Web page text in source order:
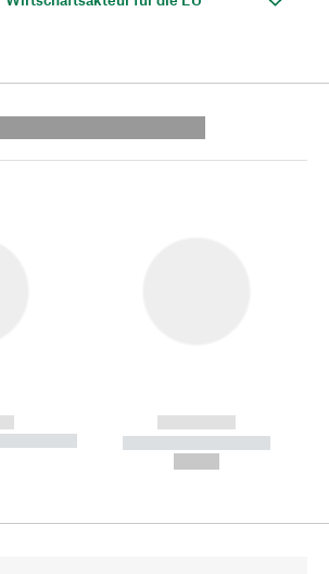
--------
------------
----------- -----------